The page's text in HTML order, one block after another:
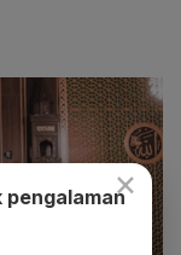
×
pengalaman